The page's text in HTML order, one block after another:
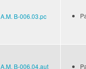
A.M. B-006.03.pc
A.M. B-006.04.aut